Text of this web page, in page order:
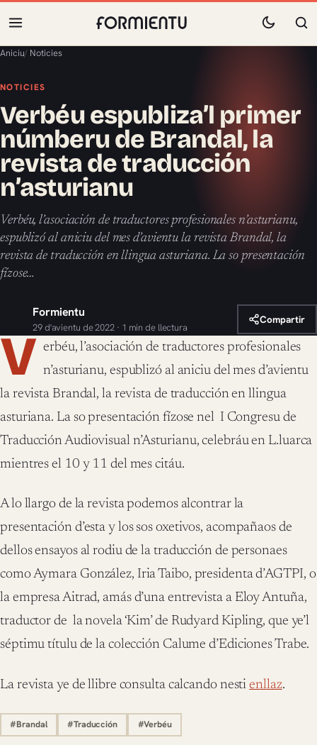
Aniciu/ Noticies
NOTICIES
Verbéu espubliza’l primer
númberu de Brandal, la
revista de traducción
n’asturianu
Verbéu, l’asociación de traductores profesionales n’asturianu,
espublizó al aniciu del mes d’avientu la revista Brandal, la
revista de traducción en llingua asturiana. La so presentación
fízose…
Formientu
29 d'avientu de 2022 · 1 min de llectura
Compartir
V erbéu, l’asociación de traductores profesionales
n’asturianu, espublizó al aniciu del mes d’avientu
la revista Brandal, la revista de traducción en llingua
asturiana. La so presentación fízose nel I Congresu de
Traducción Audiovisual n’Asturianu, celebráu en L.luarca
mientres el 10 y 11 del mes citáu.
A lo llargo de la revista podemos alcontrar la
presentación d’esta y los sos oxetivos, acompañaos de
dellos ensayos al rodiu de la traducción de personaes
como Aymara González, Iria Taibo, presidenta d’AGTPI, o
la empresa Aitrad, amás d’una entrevista a Eloy Antuña,
traductor de la novela ‘Kim’ de Rudyard Kipling, que ye’l
séptimu títulu de la colección Calume d’Ediciones Trabe.
La revista ye de llibre consulta calcando nestienllaz.
#Brandal #Traducción #Verbéu